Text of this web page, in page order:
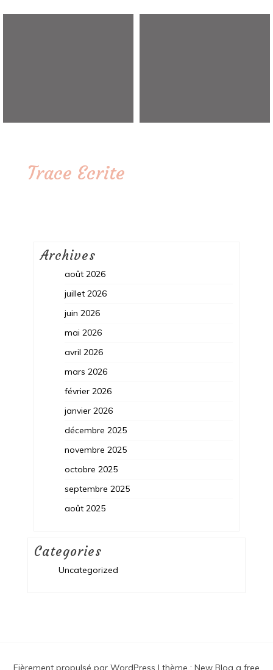
Trace Ecrite
Archives
août 2026
juillet 2026
juin 2026
mai 2026
avril 2026
mars 2026
février 2026
janvier 2026
décembre 2025
novembre 2025
octobre 2025
septembre 2025
août 2025
Categories
Uncategorized
Fièrement propulsé par WordPress | thème : New Blog a free